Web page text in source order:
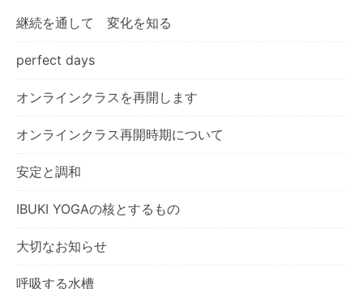
継続を通して 変化を知る
perfect days
オンラインクラスを再開します
オンラインクラス再開時期について
安定と調和
IBUKI YOGAの核とするもの
大切なお知らせ
呼吸する水槽